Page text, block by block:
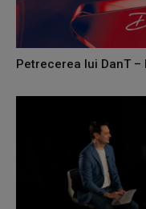
Petrecerea lui DanT –